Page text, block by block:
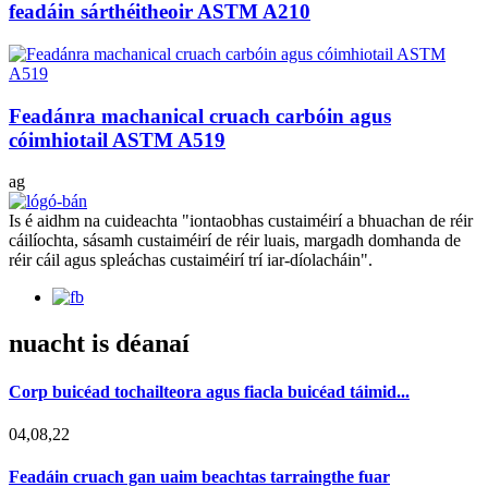
feadáin sárthéitheoir ASTM A210
Feadánra machanical cruach carbóin agus
cóimhiotail ASTM A519
ag
Is é aidhm na cuideachta "iontaobhas custaiméirí a bhuachan de réir
cáilíochta, sásamh custaiméirí de réir luais, margadh domhanda de
réir cáil agus spleáchas custaiméirí trí iar-díolacháin".
nuacht is déanaí
Corp buicéad tochailteora agus fiacla buicéad táimid...
04,08,22
Feadáin cruach gan uaim beachtas tarraingthe fuar